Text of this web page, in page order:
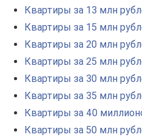
Квартиры за 13 млн
Квартиры за 15 млн
Квартиры за 20 млн
Квартиры за 25 млн
Квартиры за 30 млн
Квартиры за 35 млн
Квартиры за 40
Квартиры за 50 млн